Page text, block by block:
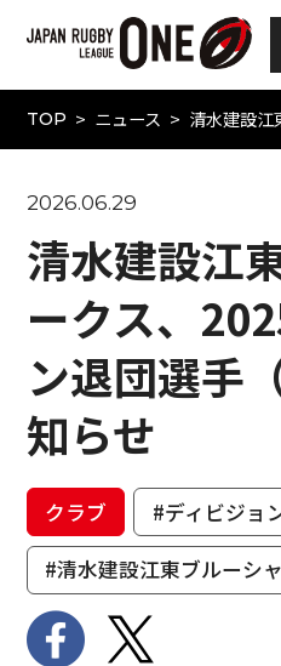
TOP ニュース 清水建設
2026.06.29
清水建設江
ークス、
ン退団選手
知らせ
クラブ
#ディビジョ
#清水建設江東ブルーシ